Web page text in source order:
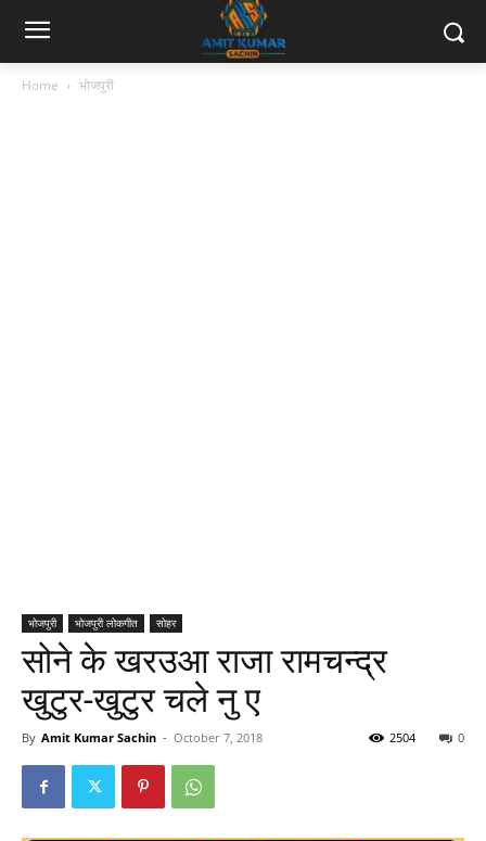
Home भोजपुरी
भोजपुरी भोजपुरी लोकगीत सोहर
सोने के खरउआ राजा रामचन्द्र
खुटुर-खुटुर चले नु ए
By Amit Kumar Sachin - October 7, 2018 0
2504